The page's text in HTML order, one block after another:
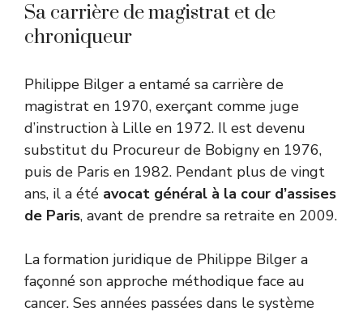
Sa carrière de magistrat et de
chroniqueur
Philippe Bilger a entamé sa carrière de
magistrat en 1970, exerçant comme juge
d’instruction à Lille en 1972. Il est devenu
substitut du Procureur de Bobigny en 1976,
puis de Paris en 1982. Pendant plus de vingt
ans, il a été avocat général à la cour d’assises
de Paris, avant de prendre sa retraite en 2009.
La formation juridique de Philippe Bilger a
façonné son approche méthodique face au
cancer. Ses années passées dans le système